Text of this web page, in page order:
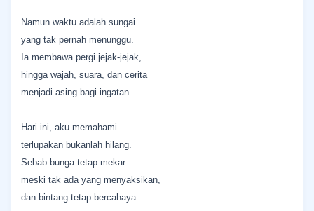
Namun waktu adalah sungai
yang tak pernah menunggu.
Ia membawa pergi jejak-jejak,
hingga wajah, suara, dan cerita
menjadi asing bagi ingatan.
Hari ini, aku memahami—
terlupakan bukanlah hilang.
Sebab bunga tetap mekar
meski tak ada yang menyaksikan,
dan bintang tetap bercahaya